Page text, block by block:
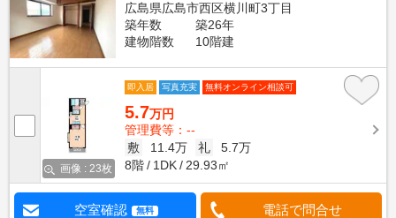
広島県広島市西区横川町3丁目
築年数
築26年
建物階数
10階建
画像 : 23枚
即入居 写真充実 無料オンライン相談可
5.7万円
管理費等：--
敷
11.4万 礼
5.7万
8階
1DK 29.93㎡
空室確認 無料 電話で問合せ